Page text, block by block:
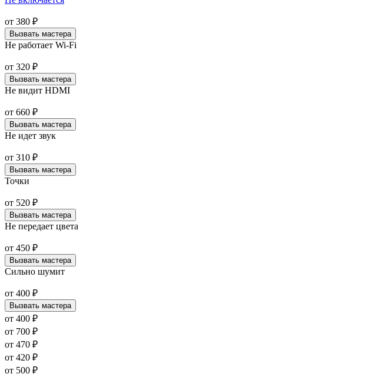
от 380 ₽
Вызвать мастера
Не работает Wi-Fi
от 320 ₽
Вызвать мастера
Не видит HDMI
от 660 ₽
Вызвать мастера
Не идет звук
от 310 ₽
Вызвать мастера
Точки
от 520 ₽
Вызвать мастера
Не передает цвета
от 450 ₽
Вызвать мастера
Сильно шумит
от 400 ₽
Вызвать мастера
от 400 ₽
от 700 ₽
от 470 ₽
от 420 ₽
от 500 ₽